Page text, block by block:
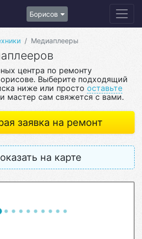
Борисов
Медиаплееры
центра по ремонту
Выберите подходящий
ниже или просто оставьте
и мастер сам свяжется с вами.
заявка на ремонт
на карте